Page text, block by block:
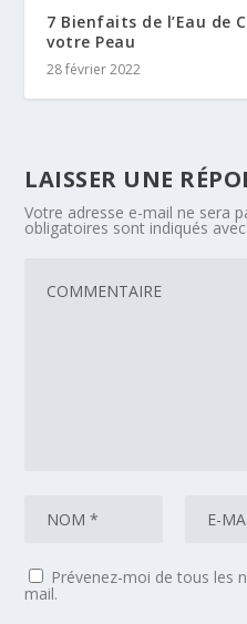
7 Bienfaits de l’Eau de
votre Peau
28 février 2022
LAISSER UNE
Votre adresse e-mail ne sera
obligatoires sont indiqués
Prévenez-moi de tous les
mail.